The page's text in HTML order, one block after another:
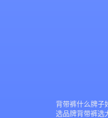
背带裤什么牌子
选品牌背带裤选